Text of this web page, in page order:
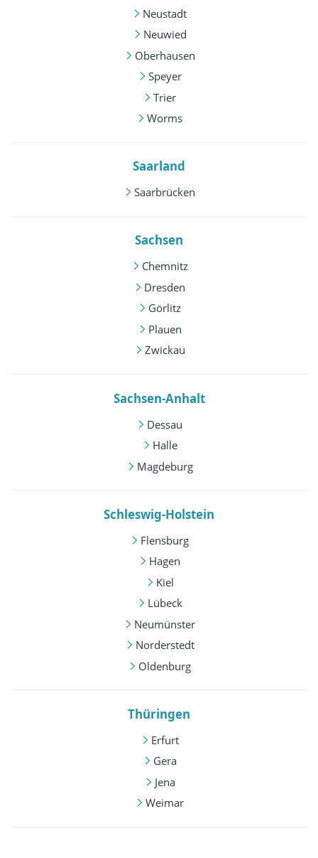
Neustadt
Neuwied
Oberhausen
Speyer
Trier
Worms
Saarland
Saarbrücken
Sachsen
Chemnitz
Dresden
Görlitz
Plauen
Zwickau
Sachsen-Anhalt
Dessau
Halle
Magdeburg
Schleswig-Holstein
Flensburg
Hagen
Kiel
Lübeck
Neumünster
Norderstedt
Oldenburg
Thüringen
Erfurt
Gera
Jena
Weimar